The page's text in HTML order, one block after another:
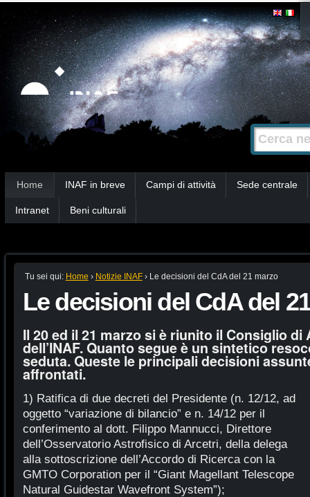
Strumenti
personali
Salta
contenuti.
|
Salta
alla
navigazione
Cerca nel
Ricerca
avanzata…
Home INAF in breve Campi di attività Sede centrale
Intranet Beni culturali
Tu sei qui: Home › Notizie INAF › Le decisioni del CdA del 21 marzo
Le decisioni del CdA del
Il 20 ed il 21 marzo si è riunito il Consiglio
dell’INAF. Quanto segue è un sintetico
seduta. Queste le principali decisioni
affrontati.
1) Ratifica di due decreti del Presidente (n. 12/12, ad
oggetto “variazione di bilancio” e n. 14/12 per il
conferimento al dott. Filippo Mannucci, Direttore
dell’Osservatorio Astrofisico di Arcetri, della delega
alla sottoscrizione dell’Accordo di Ricerca con la
GMTO Corporation per il “Giant Magellant Telescope
Natural Guidestar Wavefront System”);